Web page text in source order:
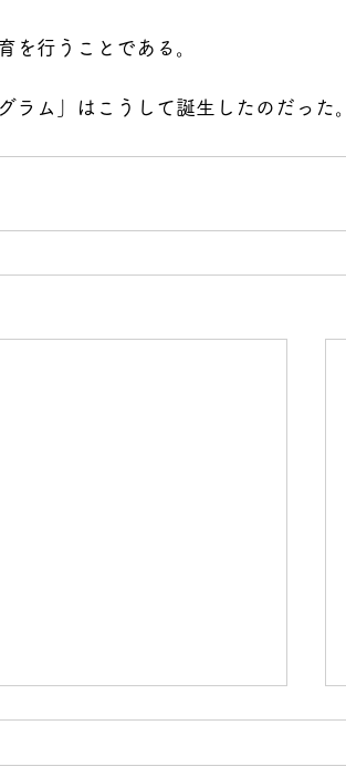
行うことである。
ム」はこうして誕生したのだった。